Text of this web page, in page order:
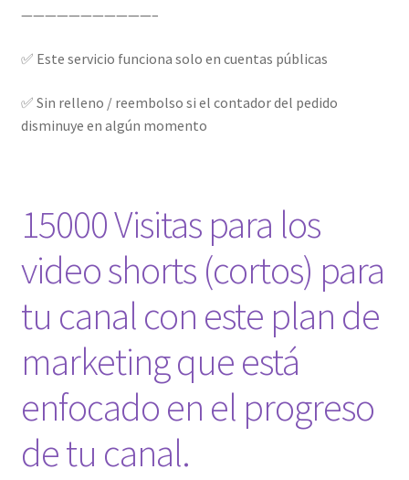
———————————–
✅ Este servicio funciona solo en cuentas públicas
✅ Sin relleno / reembolso si el contador del pedido
disminuye en algún momento
15000 Visitas para los
video shorts (cortos) para
tu canal con este plan de
marketing que está
enfocado en el progreso
de tu canal.